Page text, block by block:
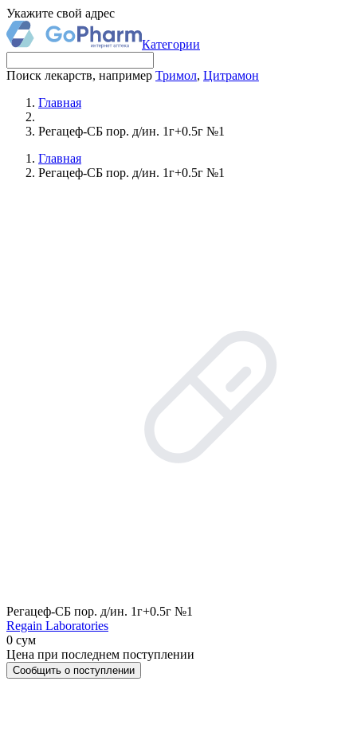
Укажите свой адрес
Категории
Поиск лекарств, например Тримол, Цитрамон
Главная
Регацеф-СБ пор. д/ин. 1г+0.5г №1
Главная
Регацеф-СБ пор. д/ин. 1г+0.5г №1
Регацеф-СБ пор. д/ин. 1г+0.5г №1
Regain Laboratories
0 сум
Цена при последнем поступлении
Сообщить о поступлении